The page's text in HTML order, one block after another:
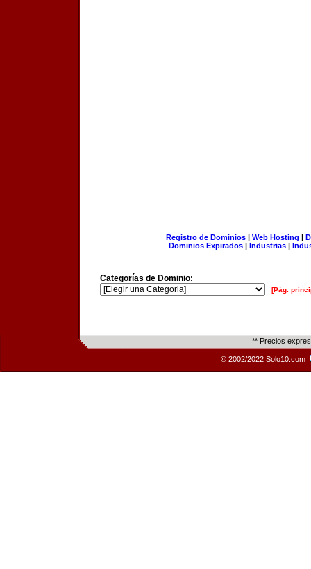
Registro de Dominios| Web Hosting |
Dominios Expirados | Industrias |
Categorías de Dominio:
[Pág.
** Precios
© 2002/2022 Solo10.com